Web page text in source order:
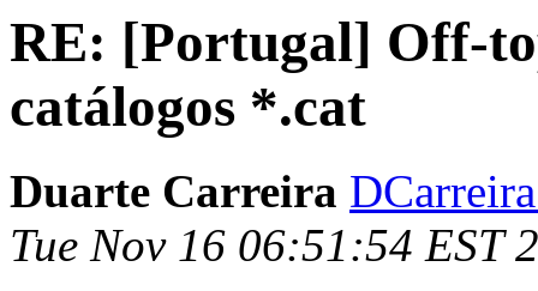
RE: [Portugal] Off-
catálogos *.cat
Duarte Carreira
Tue Nov 16 06:51:54 EST